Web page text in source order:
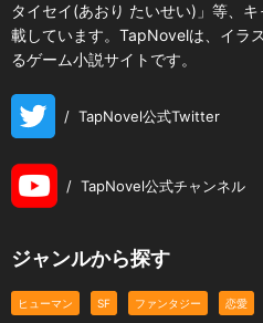
タイセイ(あおり たいせい)」等、
載しています。TapNovelは、イラ
るゲーム小説サイトです。
/ TapNovel公式Twitter
/ TapNovel公式チャンネル
ジャンルから探す
ヒューマン SF ファンタジー 恋愛